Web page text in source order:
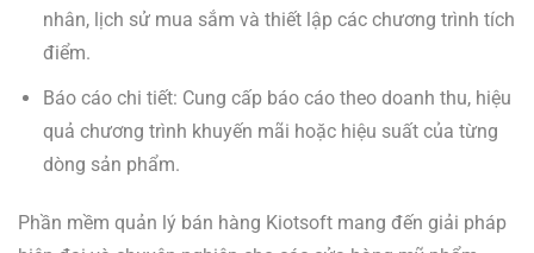
nhân, lịch sử mua sắm và thiết lập các chương trình tích
điểm.
Báo cáo chi tiết: Cung cấp báo cáo theo doanh thu, hiệu
quả chương trình khuyến mãi hoặc hiệu suất của từng
dòng sản phẩm.
Phần mềm quản lý bán hàng Kiotsoft mang đến giải pháp